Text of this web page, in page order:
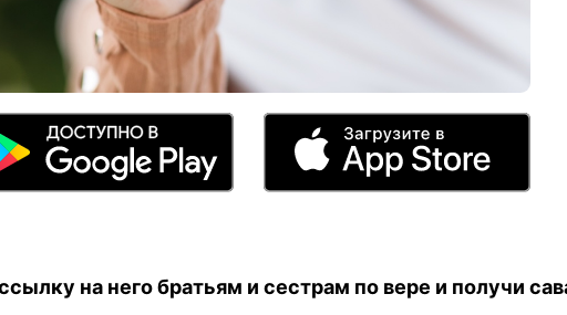
на него братьям и сестрам по вере и получи